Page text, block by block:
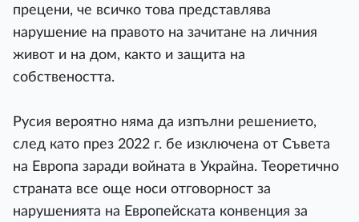
прецени, че всичко това представлява
нарушение на правото на зачитане на личния
живот и на дом, както и защита на
собствеността.
Русия вероятно няма да изпълни решението,
след като през 2022 г. бе изключена от Съвета
на Европа заради войната в Украйна. Теоретично
страната все още носи отговорност за
нарушенията на Европейската конвенция за